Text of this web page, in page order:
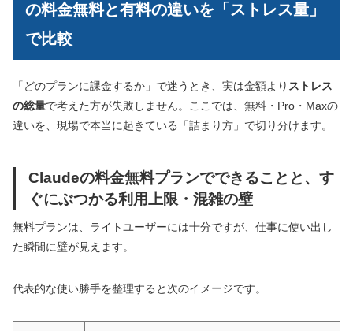
の料金無料と有料の違いを「ストレス量」
で比較
「どのプランに課金するか」で迷うとき、実は金額より ストレス
の総量で考えた方が失敗しません。ここでは、無料・Pro・Maxの
違いを、現場で本当に起きている「詰まり方」で切り分けます。
Claudeの料金無料プランでできることと、す
ぐにぶつかる利用上限・混雑の壁
無料プランは、ライトユーザーには十分ですが、仕事に使い出し
た瞬間に壁が見えます。
代表的な使い勝手を整理すると次のイメージです。